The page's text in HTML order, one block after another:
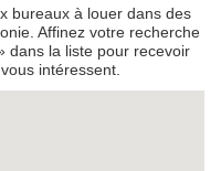
bureaux à louer dans des
Affinez votre recherche
dans la liste pour recevoir
intéressent.